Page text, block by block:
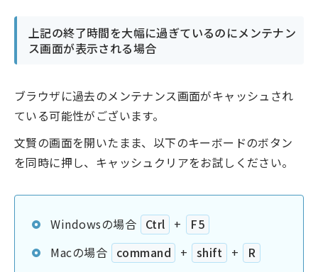
上記の終了時間を大幅に過ぎているのにメンテナン
ス画面が表示される場合
ブラウザに過去のメンテナンス画面がキャッシュされ
ている可能性がございます。
文賢の画面を開いたまま、以下のキーボードのボタン
を同時に押し、キャッシュクリアをお試しください。
Windowsの場合 Ctrl +
F5
Macの場合 command + shift + R